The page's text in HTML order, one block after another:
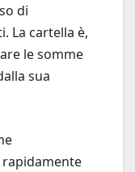
di
La cartella è,
le somme
sua
rapidamente